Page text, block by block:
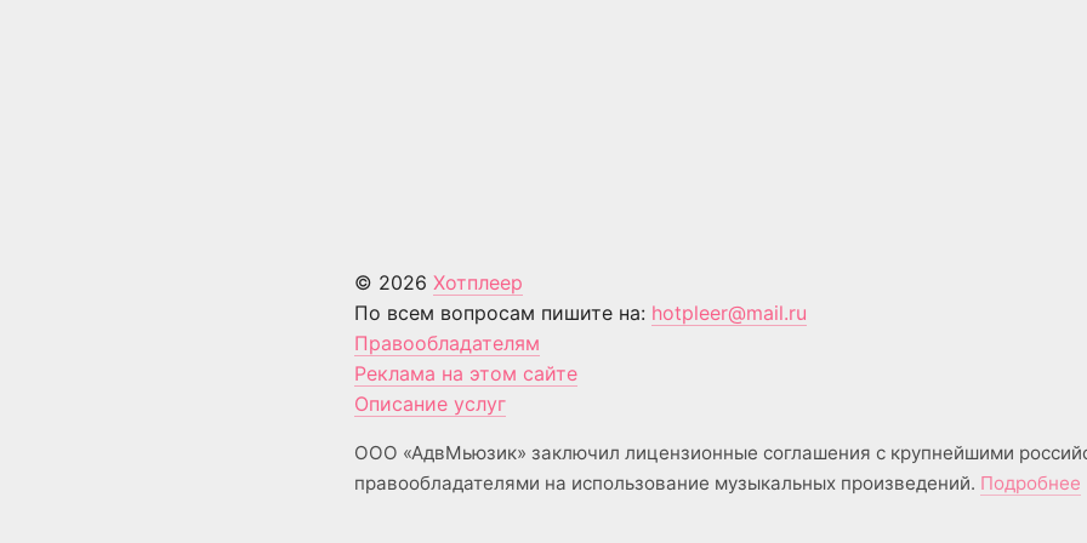
© 2026 Хотплеер
По всем вопросам пишите на: hotpleer@mail.ru
Правообладателям
Реклама на этом сайте
Описание услуг
ООО «АдвМьюзик» заключил лицензионные соглашения с крупнейшими
правообладателями на использование музыкальных произведений. Подробнее